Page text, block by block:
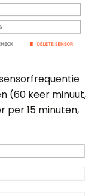
(60 keer minuut,
per 15 minuten,